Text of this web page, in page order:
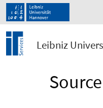
Leibniz